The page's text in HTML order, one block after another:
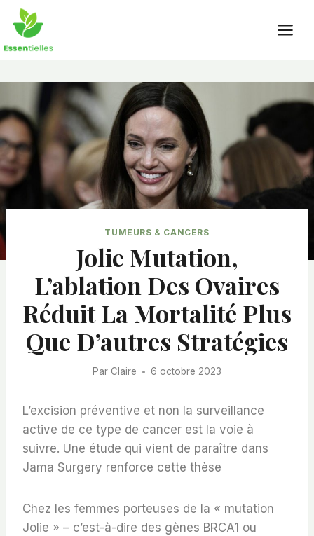
Skip
content
TUMEURS & CANCERS
Jolie Mutation,
L’ablation Des Ovaires
Réduit La Mortalité Plus
Que D’autres Stratégies
Par Claire 6 octobre 2023
L’excision préventive et non la surveillance
active de ce type de cancer est la voie à
suivre. Une étude qui vient de paraître dans
Jama Surgery renforce cette thèse
Chez les femmes porteuses de la « mutation
Jolie » – c’est-à-dire des gènes BRCA1 ou